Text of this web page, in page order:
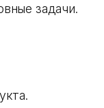
задачи.